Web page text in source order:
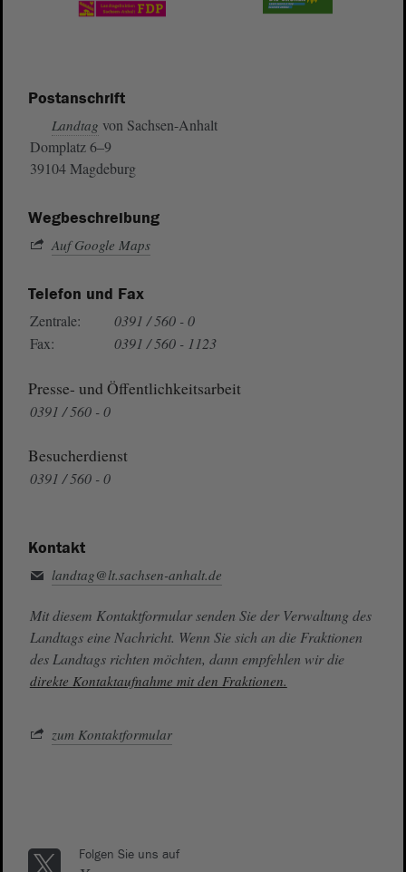
Postanschrift
Landtag von Sachsen-Anhalt
Domplatz 6–9
39104 Magdeburg
Wegbeschreibung
Auf Google Maps
Telefon und Fax
Zentrale:
0391 / 560 - 0
Fax:
0391 / 560 - 1123
Presse- und Öffentlichkeitsarbeit
0391 / 560 - 0
Besucherdienst
0391 / 560 - 0
Kontakt
landtag@lt.sachsen-anhalt.de
Mit diesem Kontaktformular senden Sie der Verwaltung des
Landtags eine Nachricht. Wenn Sie sich an die Fraktionen
des Landtags richten möchten, dann empfehlen wir die
direkte Kontaktaufnahme mit den Fraktionen.
zum Kontaktformular
Folgen Sie uns auf